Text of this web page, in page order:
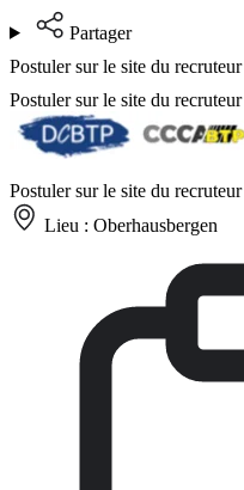
Partager
Postuler sur le site du recruteur
Postuler sur le site du recruteur
Postuler sur le site du recruteur
Lieu : Oberhausbergen